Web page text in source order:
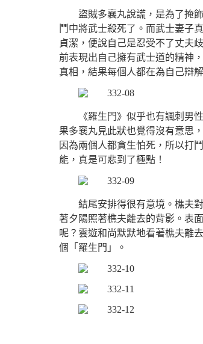
盜賊多襄丸說謊，是為了掩
鬥中將武士殺死了。而武士妻子
貞潔，便說自己是忍受不了丈夫
前表現出自己擁有武士道的精神
真相，結果每個人都在為自己辯
《羅生門》似乎也有諷刺男
果多襄丸見此狀也覺得沒有意思
因為兩個人都貪生怕死，所以打
能，真是可悲到了極點！
結尾安排得很有意境。樵夫
著夕陽照著樵夫離去的背影。表
呢？雲遊和尚默默地看著樵夫離
個「羅生門」。